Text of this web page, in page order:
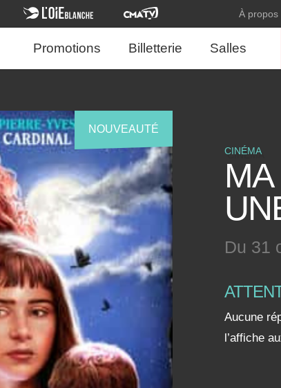
À propos
Promotions Billetterie Salles
NOUVEAUTÉ
CINÉMA
Du 31
Aucune
l’affiche